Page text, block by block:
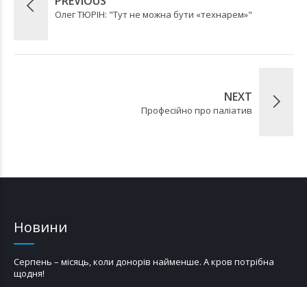
Олег ТЮРІН: "Тут не можна бути «технарем»"
NEXT
Професійно про паліатив
Новини
Серпень – місяць, коли донорів найменше. А кров потрібна
щодня!